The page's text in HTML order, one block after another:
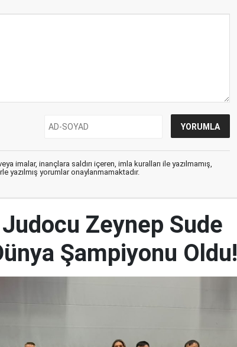
imalar, inançlara saldırı içeren, imla kuralları ile yazılmamış,
yazılmış yorumlar onaylanmamaktadır.
Zeynep Sude
Şampiyonu Oldu!